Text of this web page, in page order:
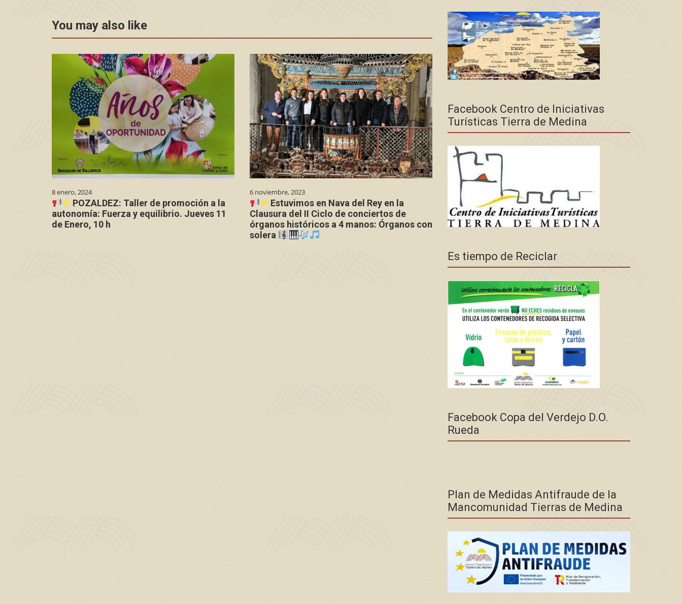
You may also like
8 enero, 2024
POZALDEZ: Taller de promoción a la
autonomía: Fuerza y equilibrio. Jueves 11
de Enero, 10 h
6 noviembre, 2023
Estuvimos en Nava del Rey en la
Clausura del II Ciclo de conciertos de
órganos históricos a 4 manos: Órganos con
solera
Facebook Centro de Iniciativas
Turísticas Tierra de Medina
Es tiempo de Reciclar
Facebook Copa del Verdejo D.O.
Rueda
Plan de Medidas Antifraude de la
Mancomunidad Tierras de Medina